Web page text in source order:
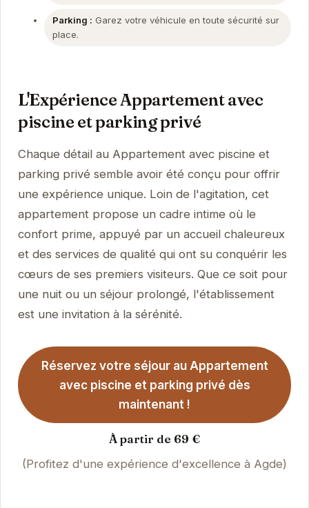
Parking : Garez votre véhicule en toute sécurité sur
place.
L'Expérience Appartement avec
piscine et parking privé
Chaque détail au Appartement avec piscine et
parking privé semble avoir été conçu pour offrir
une expérience unique. Loin de l'agitation, cet
appartement propose un cadre intime où le
confort prime, appuyé par un accueil chaleureux
et des services de qualité qui ont su conquérir les
cœurs de ses premiers visiteurs. Que ce soit pour
une nuit ou un séjour prolongé, l'établissement
est une invitation à la sérénité.
Réservez votre séjour au Appartement
avec piscine et parking privé dès
maintenant !
À partir de 69 €
(Profitez d'une expérience d'excellence à Agde)